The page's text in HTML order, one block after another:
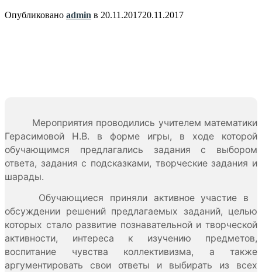
Опубликовано admin в 20.11.201720.11.2017
Мероприятия проводились учителем математики
Герасимовой Н.В. в форме игры, в ходе которой
обучающимся предлагались задания с выбором
ответа, задания с подсказками, творческие задания и
шарады.
Обучающиеся приняли активное участие в
обсуждении решений предлагаемых заданий, целью
которых стало развитие познавательной и творческой
активности, интереса к изучению предметов,
воспитание чувства коллективизма, а также
аргументировать свои ответы и выбирать из всех